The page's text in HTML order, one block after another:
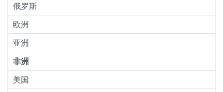
俄罗斯
欧洲
亚洲
非洲
美国